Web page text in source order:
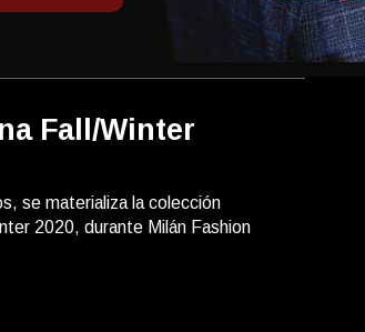
Fall/Winter
se materializa la colección
2020, durante Milán Fashion